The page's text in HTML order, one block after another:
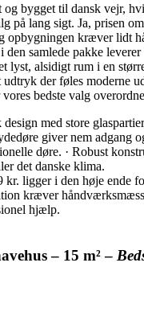
og bygget til dansk vejr,
på lang sigt. Ja, prisen
opbygningen kræver lidt
samlede pakke leverer
lyst, alsidigt rum i en
udtryk der føles moderne
bedste valg
med store
giver nem adgang
døre. · Robust
det danske klima.
kr. ligger i den høje ende
kræver
hjælp.
– 15 m² –